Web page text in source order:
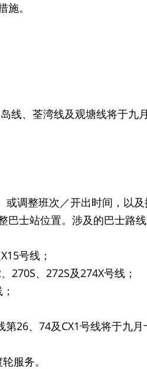
。
线、荃湾线及观塘线将于
或调整班次／开出时间，以
士站位置。涉及的巴士路线
号线；
、272S及274X号线；
26、74及CX1号线将于九
服务。